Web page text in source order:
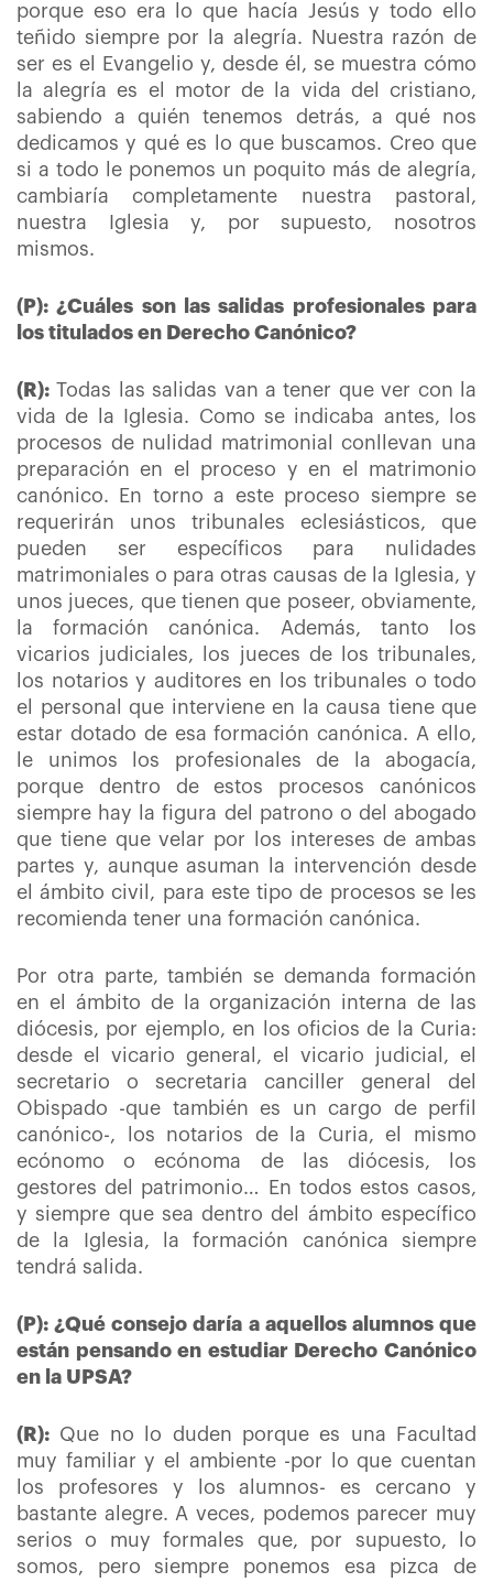
porque eso era lo que hacía Jesús y todo ello
teñido siempre por la alegría. Nuestra razón de
ser es el Evangelio y, desde él, se muestra cómo
la alegría es el motor de la vida del cristiano,
sabiendo a quién tenemos detrás, a qué nos
dedicamos y qué es lo que buscamos. Creo que
si a todo le ponemos un poquito más de alegría,
cambiaría completamente nuestra pastoral,
nuestra Iglesia y, por supuesto, nosotros
mismos.
(P): ¿Cuáles son las salidas profesionales para
los titulados en Derecho Canónico?
(R):Todas las salidas van a tener que ver con la
vida de la Iglesia. Como se indicaba antes, los
procesos de nulidad matrimonial conllevan una
preparación en el proceso y en el matrimonio
canónico. En torno a este proceso siempre se
requerirán unos tribunales eclesiásticos, que
pueden ser específicos para nulidades
matrimoniales o para otras causas de la Iglesia, y
unos jueces, que tienen que poseer, obviamente,
la formación canónica. Además, tanto los
vicarios judiciales, los jueces de los tribunales,
los notarios y auditores en los tribunales o todo
el personal que interviene en la causa tiene que
estar dotado de esa formación canónica. A ello,
le unimos los profesionales de la abogacía,
porque dentro de estos procesos canónicos
siempre hay la figura del patrono o del abogado
que tiene que velar por los intereses de ambas
partes y, aunque asuman la intervención desde
el ámbito civil, para este tipo de procesos se les
recomienda tener una formación canónica.
Por otra parte, también se demanda formación
en el ámbito de la organización interna de las
diócesis, por ejemplo, en los oficios de la Curia:
desde el vicario general, el vicario judicial, el
secretario o secretaria canciller general del
Obispado -que también es un cargo de perfil
canónico-, los notarios de la Curia, el mismo
ecónomo o ecónoma de las diócesis, los
gestores del patrimonio… En todos estos casos,
y siempre que sea dentro del ámbito específico
de la Iglesia, la formación canónica siempre
tendrá salida.
(P): ¿Qué consejo daría a aquellos alumnos que
están pensando en estudiar Derecho Canónico
en la UPSA?
(R): Que no lo duden porque es una Facultad
muy familiar y el ambiente -por lo que cuentan
los profesores y los alumnos- es cercano y
bastante alegre. A veces, podemos parecer muy
serios o muy formales que, por supuesto, lo
somos, pero siempre ponemos esa pizca de